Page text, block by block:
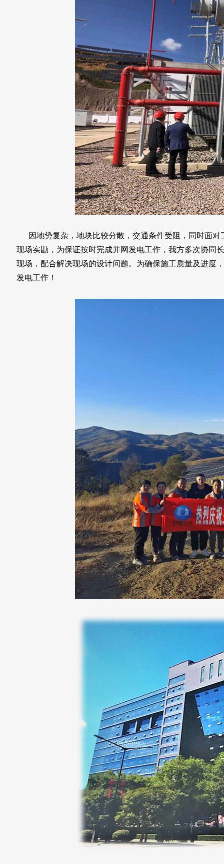
因地势复杂，地块比较分散，交通条件受阻，同时面对
现场实勘，为保证按时完成并网发电工作，我方多次协同
现场，配合解决现场的设计问题。为确保施工质量及进度
发电工作！